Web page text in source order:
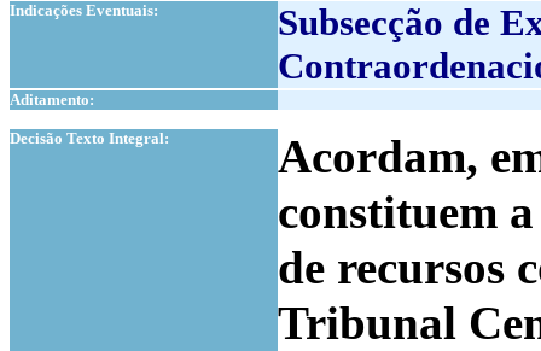
Indicações Eventuais:
Subsecção de
Aditamento:
Decisão Texto Integral:
Acordam,
constituem a
de recursos
Tribunal